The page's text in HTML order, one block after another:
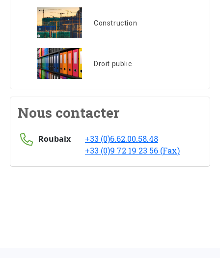
Construction
Droit public
Nous contacter
Roubaix
+33 (0)6.62.00.58.48
+33 (0)9 72 19 23 56 (Fax)